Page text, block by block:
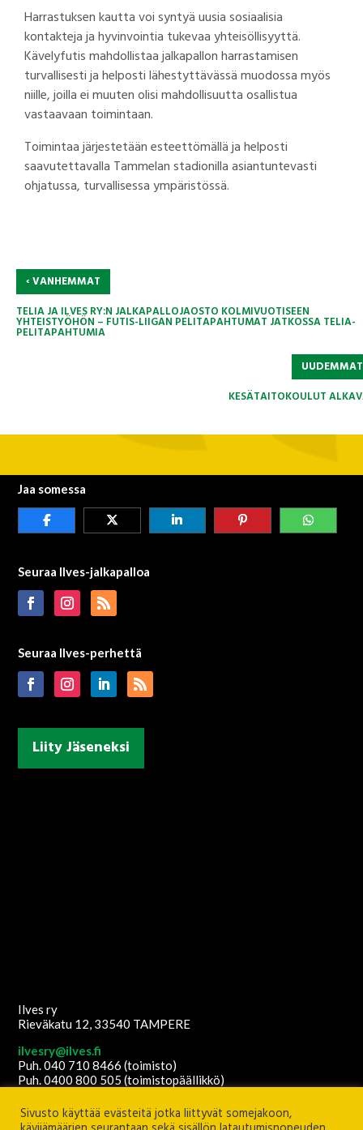
Harrastuksen kautta voi syntyä uusia sosiaalisia
kontakteja ja hyvinvointia tukevaa yhteisöllisyyttä.
Kävelyfutis mahdollistaa jalkapallon harrastamisen
turvallisesti ja helposti lähestyttävässä muodossa myös
niille, joilla ei muuten olisi mahdollisuutta osallistua
vastaavaan toimintaan.
Toimintaa järjestetään esteettömällä ja helposti
saavutettavalla Tammelan stadionilla asiantuntevasti
ohjatussa, turvallisessa ympäristössä.
‹VANHEMMAT
TELIA JA ILVES RY:N JALKAPALLOJAOSTO KOLMIVUOTISEEN
YHTEISTYÖHÖN – FUTIS-LIIGAN PELITAPAHTUMAT JATKOSSA TELIA-
PELITAPAHTUMIA
KESÄTAITOKOULUT
Jaa somessa
Seuraa Ilves-jalkapalloa
Seuraa Ilves-perhettä
Liity Jäseneksi
Ilves ry
Rieväkatu 12, 33540 TAMPERE
ilvesry@ilves.fi
Puh. 040 710 8466 (toimisto)
Puh. 0400 800 505 (toimistopäällikkö)
Sisältöanti: Ilves ry
Ulkoasu ja etusivun grafiikat:Juha Kurkikangas
Sivusto käyttää evästeitä jotka liittyvät somejakoon,